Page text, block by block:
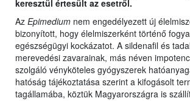
keresztül értesült az esetről.
Az Epimedium nem engedélyezett új
bizonyított, hogy élelmiszerként történő
egészségügyi kockázatot. A sildenafil és
merevedési zavarainak, más néven
szolgáló vényköteles gyógyszerek
hatóság tájékoztatása szerint a kifogásolt
tagállamába, köztük Magyarországra is